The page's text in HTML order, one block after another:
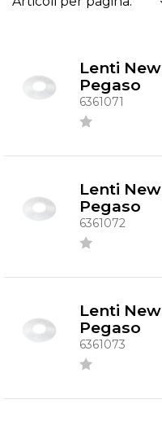
Lenti New
Pegaso
6361071
Lenti New
Pegaso
6361072
Lenti New
Pegaso
6361073